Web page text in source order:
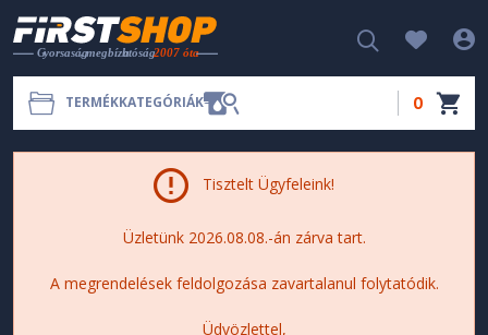
TERMÉKKATEGÓRIÁK 0
Tisztelt Ügyfeleink!
Üzletünk 2026.08.08.-án zárva tart.
A megrendelések feldolgozása zavartalanul folytatódik.
Üdvözlettel,